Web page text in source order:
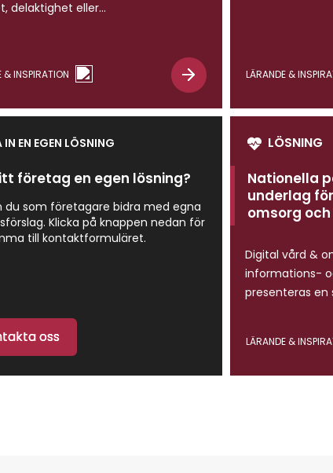
delaktighet eller
Ett framgångsrikt
av välfärdsteknik ställer
kompetens och
För att digitaliseringen ska
& INSPIRATION
långsiktiga
LÄRANDE &
IN EN EGEN LÖSNING
företag en egen lösning?
du som företagare bidra med egna
Klicka på knappen nedan för
till kontaktformuläret.
oss
LÖSNING
Nationella
underlag
omsorg
Digital vård &
informations-
presenteras en
som främjar
LÄRANDE &